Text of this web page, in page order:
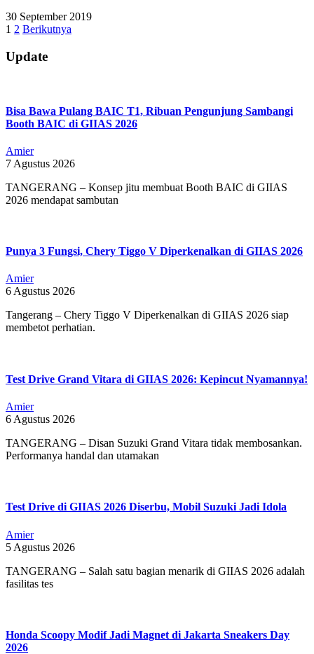
2019-
09-
30 September 2019
Paginasi
pos
1 2 Berikutnya
Update
Bisa Bawa Pulang BAIC T1, Ribuan Pengunjung Sambangi
Booth BAIC di GIIAS 2026
Amier
7 Agustus 2026
TANGERANG – Konsep jitu membuat Booth BAIC di GIIAS
2026 mendapat sambutan
Punya 3 Fungsi, Chery Tiggo V Diperkenalkan di GIIAS 2026
Amier
6 Agustus 2026
Tangerang – Chery Tiggo V Diperkenalkan di GIIAS 2026 siap
membetot perhatian.
Test Drive Grand Vitara di GIIAS 2026: Kepincut Nyamannya!
Amier
6 Agustus 2026
TANGERANG – Disan Suzuki Grand Vitara tidak membosankan.
Performanya handal dan utamakan
Test Drive di GIIAS 2026 Diserbu, Mobil Suzuki Jadi Idola
Amier
5 Agustus 2026
TANGERANG – Salah satu bagian menarik di GIIAS 2026 adalah
fasilitas tes
Honda Scoopy Modif Jadi Magnet di Jakarta Sneakers Day
2026